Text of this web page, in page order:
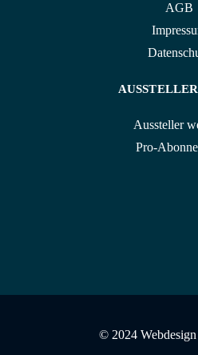
AGB
Aussteller
Pro-
© 2024